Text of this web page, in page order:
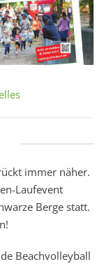
immer näher.
Laufevent
Berge statt.
Beachvolleyball